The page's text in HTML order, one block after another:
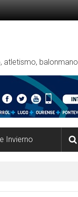
atletismo, balonmano
Invierno